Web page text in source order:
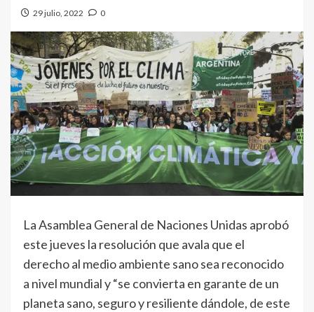
29 julio, 2022 0
La Asamblea General de Naciones Unidas aprobó
este jueves la resolución que avala que el
derecho al medio ambiente sano sea reconocido
a nivel mundial y “se convierta en garante de un
planeta sano, seguro y resiliente dándole, de este